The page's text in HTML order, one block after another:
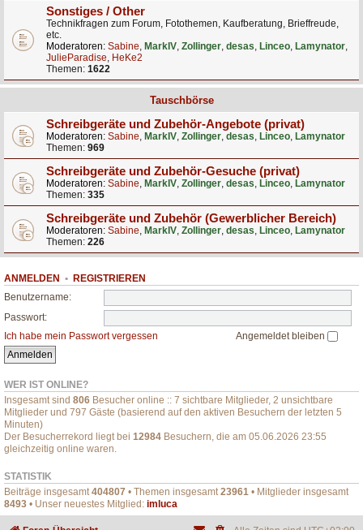
Sonstiges / Other
Technikfragen zum Forum, Fotothemen, Kaufberatung, Brieffreude,
etc.
Moderatoren: Sabine, MarkIV, Zollinger, desas, Linceo, Lamynator,
JulieParadise, HeKe2
Themen: 1622
Tauschbörse
Schreibgeräte und Zubehör-Angebote (privat)
Moderatoren: Sabine, MarkIV, Zollinger, desas, Linceo, Lamynator
Themen: 969
Schreibgeräte und Zubehör-Gesuche (privat)
Moderatoren: Sabine, MarkIV, Zollinger, desas, Linceo, Lamynator
Themen: 335
Schreibgeräte und Zubehör (Gewerblicher Bereich)
Moderatoren: Sabine, MarkIV, Zollinger, desas, Linceo, Lamynator
Themen: 226
ANMELDEN • REGISTRIEREN
Benutzername:
Passwort:
Ich habe mein Passwort vergessen
Angemeldet bleiben
WER IST ONLINE?
Insgesamt sind 806 Besucher online :: 7 sichtbare Mitglieder, 2 unsichtbare
Mitglieder und 797 Gäste (basierend auf den aktiven Besuchern der letzten 5
Minuten)
Der Besucherrekord liegt bei 12984 Besuchern, die am 05.06.2026 23:55
gleichzeitig online waren.
STATISTIK
Beiträge insgesamt404807 • Themen insgesamt23961 • Mitglieder insgesamt
8493 • Unser neuestes Mitglied: imluca